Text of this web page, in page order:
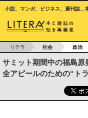
小説、マンガ、ビジネス、週刊誌…
リテラ 社会 政治
サミット期間中の福島
全アピールのための“ト